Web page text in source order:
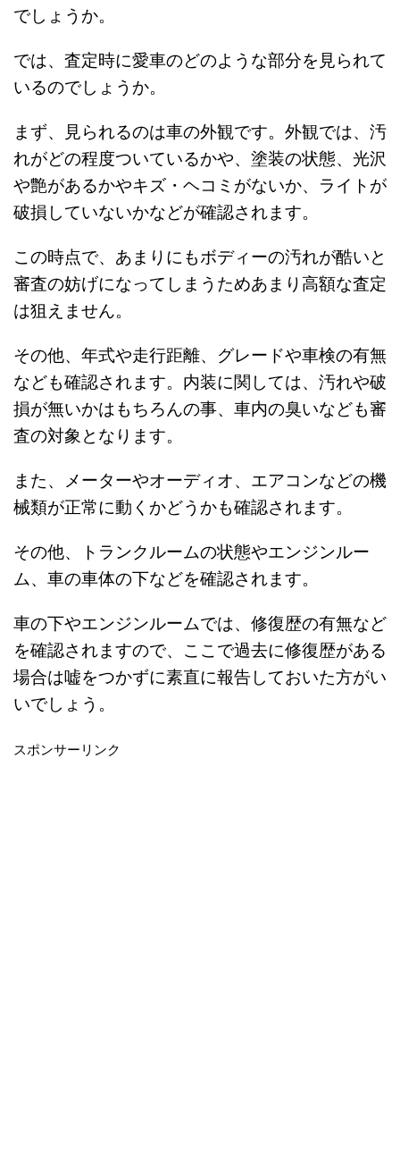
でしょうか。
では、査定時に愛車のどのような部分を見られて
いるのでしょうか。
まず、見られるのは車の外観です。外観では、汚
れがどの程度ついているかや、塗装の状態、光沢
や艶があるかやキズ・ヘコミがないか、ライトが
破損していないかなどが確認されます。
この時点で、あまりにもボディーの汚れが酷いと
審査の妨げになってしまうためあまり高額な査定
は狙えません。
その他、年式や走行距離、グレードや車検の有無
なども確認されます。内装に関しては、汚れや破
損が無いかはもちろんの事、車内の臭いなども審
査の対象となります。
また、メーターやオーディオ、エアコンなどの機
械類が正常に動くかどうかも確認されます。
その他、トランクルームの状態やエンジンルー
ム、車の車体の下などを確認されます。
車の下やエンジンルームでは、修復歴の有無など
を確認されますので、ここで過去に修復歴がある
場合は嘘をつかずに素直に報告しておいた方がい
いでしょう。
スポンサーリンク